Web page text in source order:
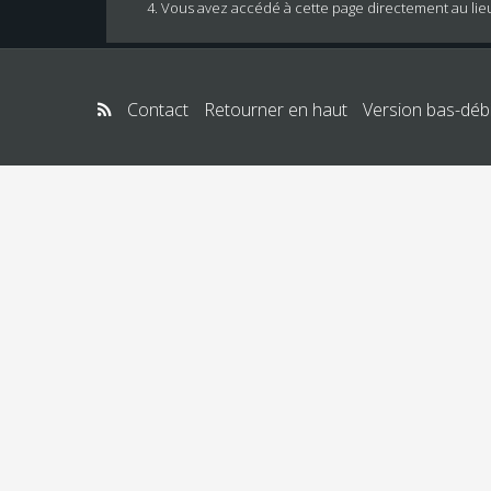
Vous avez accédé à cette page directement au
Contact Retourner en haut Version bas-